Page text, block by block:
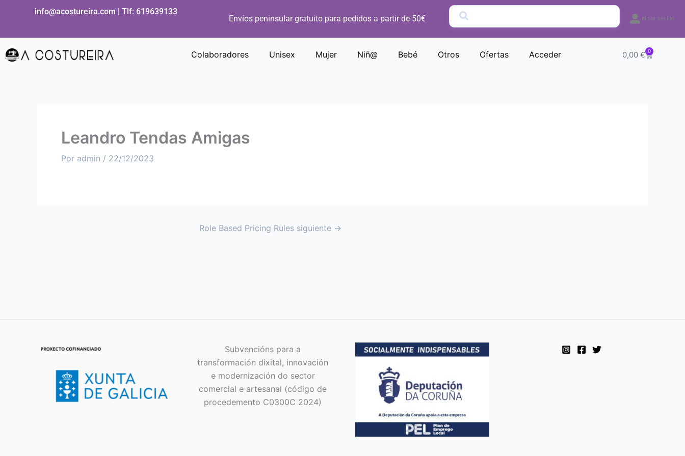
info@acostureira.com | Tlf: 619639133
Envíos peninsular gratuito para pedidos a partir de 50€ Iniciar sesión
Colaboradores Unisex Mujer Niñ@ Bebé Otros Ofertas Acceder 0,00€ 0
Carrito
Leandro Tendas Amigas
Por admin / 22/12/2023
Role Based Pricing Rules siguiente →
Subvencións para a
transformación dixital, innovación
e modernización do sector
comercial e artesanal (código de
procedemento C0300C 2024)